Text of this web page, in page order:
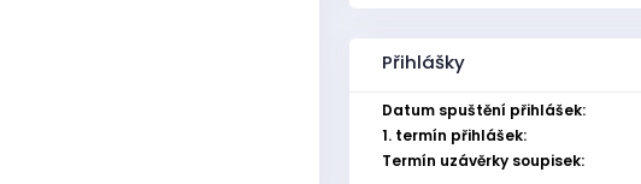
Přihlášky
Datum spuštění přihlášek:
1. termín přihlášek:
Termín uzávěrky soupisek: